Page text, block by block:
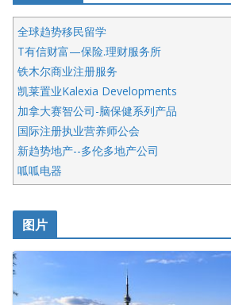
全球趋势移民留学
T有信财富—保险.理财服务所
铁木尔商业注册服务
凯莱置业Kalexia Developments
加拿大赛智公司-脑保健系列产品
国际注册执业营养师公会
新趋势地产--多伦多地产公司
呱呱电器
开明车行KS CAR SALES & SERVICE
皇后金融集团
铁木尔商业注册服务
图片